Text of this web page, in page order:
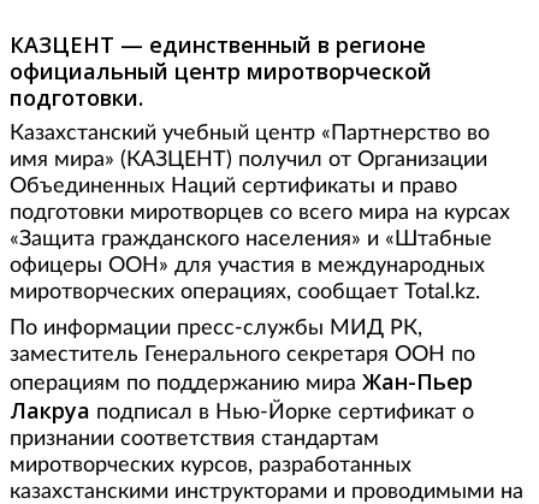
КАЗЦЕНТ — единственный в регионе
официальный центр миротворческой
подготовки.
Казахстанский учебный центр «Партнерство во
имя мира» (КАЗЦЕНТ) получил от Организации
Объединенных Наций сертификаты и право
подготовки миротворцев со всего мира на курсах
«Защита гражданского населения» и «Штабные
офицеры ООН» для участия в международных
миротворческих операциях, сообщает Total.kz.
По информации пресс-службы МИД РК,
заместитель Генерального секретаря ООН по
операциям по поддержанию мира Жан-Пьер
Лакруа подписал в Нью-Йорке сертификат о
признании соответствия стандартам
миротворческих курсов, разработанных
казахстанскими инструкторами и проводимыми на